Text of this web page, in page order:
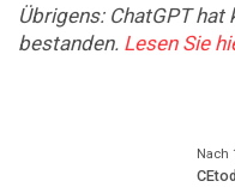
Übrigens: ChatGPT hat
bestanden. Lesen Sie
Nach